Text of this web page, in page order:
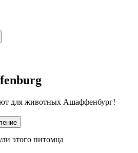
для животных Ашаффенбург!
этого питомца